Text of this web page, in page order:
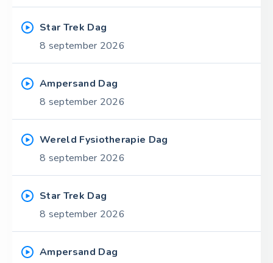
Star Trek Dag
8 september 2026
Ampersand Dag
8 september 2026
Wereld Fysiotherapie Dag
8 september 2026
Star Trek Dag
8 september 2026
Ampersand Dag